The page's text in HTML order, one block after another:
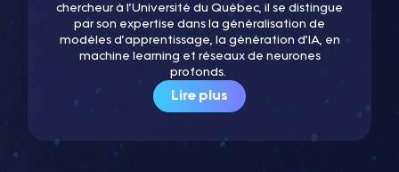
chercheur à l’Université du Québec, il se distingue
par son expertise dans la généralisation de
modèles d’apprentissage, la génération d’IA, en
machine learning et réseaux de neurones
profonds.
Lire plus